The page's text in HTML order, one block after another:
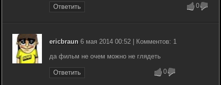
Ответить 0
ericbraun 6 мая 2014 00:52 | Комментов: 1
да фильм не очем можно не глядеть
Ответить 0